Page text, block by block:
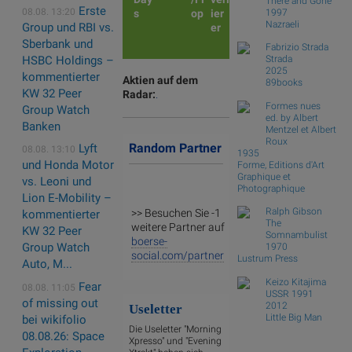
08.08. 13:20 Erste
Group und RBI vs.
Sberbank und
HSBC Holdings –
kommentierter
KW 32 Peer
Group Watch
Banken
08.08. 13:10 Lyft
und Honda Motor
vs. Leoni und
Lion E-Mobility –
kommentierter
KW 32 Peer
Group Watch
Auto, M...
08.08. 11:05 Fear
of missing out
bei wikifolio
08.08.26: Space
ier
er
op
s
Aktien auf dem
Radar:.
Random Partner
>> Besuchen Sie -1
weitere Partner auf
boerse-
social.com/partner
Useletter
Die Useletter "Morning
Xpresso" und "Evening
1997
Nazraeli
Fabrizio Strada
Strada
2025
89books
Formes nues
ed. by Albert
Mentzel et Albert
Roux
1935
Forme, Editions d'Art
Graphique et
Photographique
Ralph Gibson
The
Somnambulist
1970
Lustrum Press
Keizo Kitajima
USSR 1991
2012
Little Big Man